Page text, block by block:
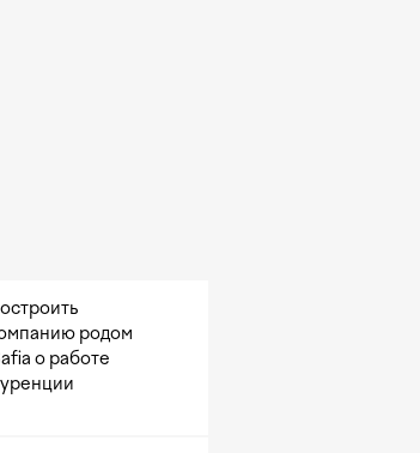
родом
о работе